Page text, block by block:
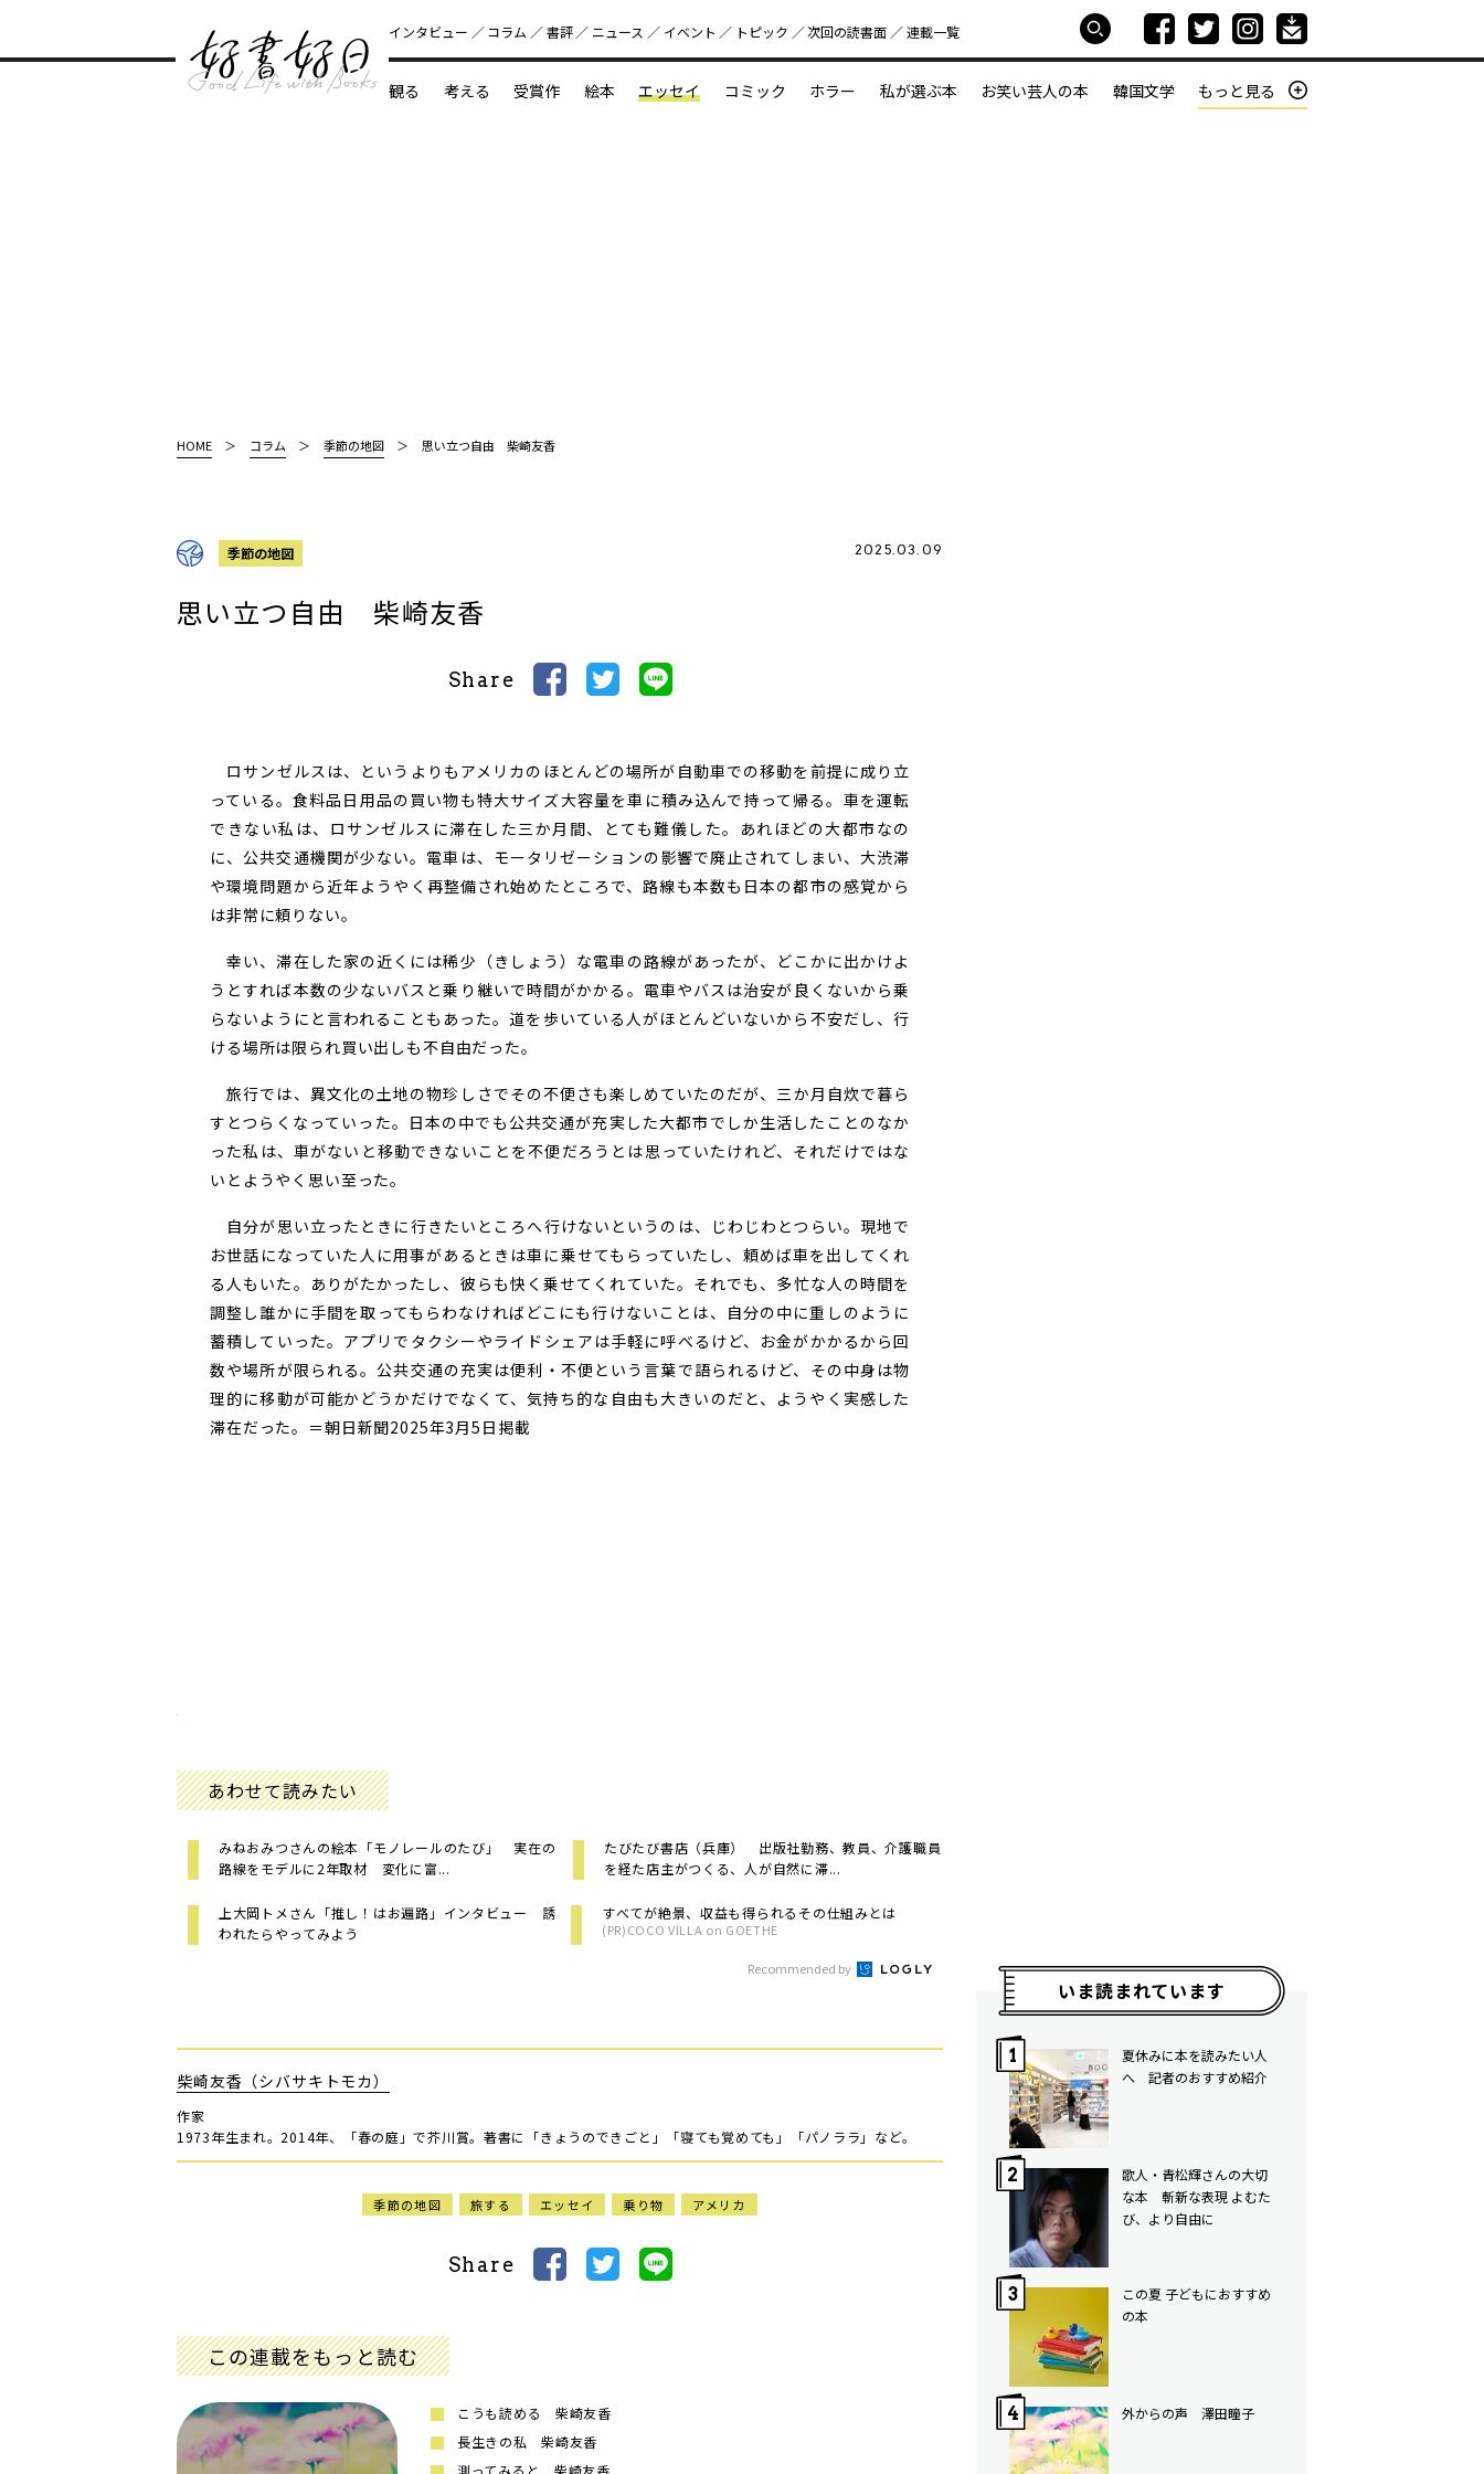
好書好日
インタビュー コラム 書評 ニュース イベント トピック 次回の読書⾯ 連載一覧
観る 考える 受賞作 絵本 エッセイ コミック ホラー 私が選ぶ本 お笑い芸人の本 韓国文学 もっと見る
HOME コラム 季節の地図 思い立つ自由 柴崎友香
季節の地図 2025.03.09
思い立つ自由 柴崎友香
Share
ロサンゼルスは、というよりもアメリカのほとんどの場所が自動車での移動を前提に成り立
っている。食料品日用品の買い物も特大サイズ大容量を車に積み込んで持って帰る。車を運転
できない私は、ロサンゼルスに滞在した三か月間、とても難儀した。あれほどの大都市なの
に、公共交通機関が少ない。電車は、モータリゼーションの影響で廃止されてしまい、大渋滞
や環境問題から近年ようやく再整備され始めたところで、路線も本数も日本の都市の感覚から
は非常に頼りない。
幸い、滞在した家の近くには稀少（きしょう）な電車の路線があったが、どこかに出かけよ
うとすれば本数の少ないバスと乗り継いで時間がかかる。電車やバスは治安が良くないから乗
らないようにと言われることもあった。道を歩いている人がほとんどいないから不安だし、行
ける場所は限られ買い出しも不自由だった。
旅行では、異文化の土地の物珍しさでその不便さも楽しめていたのだが、三か月自炊で暮ら
すとつらくなっていった。日本の中でも公共交通が充実した大都市でしか生活したことのなか
った私は、車がないと移動できないことを不便だろうとは思っていたけれど、それだけではな
いとようやく思い至った。
自分が思い立ったときに行きたいところへ行けないというのは、じわじわとつらい。現地で
お世話になっていた人に用事があるときは車に乗せてもらっていたし、頼めば車を出してくれ
る人もいた。ありがたかったし、彼らも快く乗せてくれていた。それでも、多忙な人の時間を
調整し誰かに手間を取ってもらわなければどこにも行けないことは、自分の中に重しのように
蓄積していった。アプリでタクシーやライドシェアは手軽に呼べるけど、お金がかかるから回
数や場所が限られる。公共交通の充実は便利・不便という言葉で語られるけど、その中身は物
理的に移動が可能かどうかだけでなくて、気持ち的な自由も大きいのだと、ようやく実感した
滞在だった。＝朝日新聞2025年3月5日掲載
あわせて読みたい
みねおみつさんの絵本「モノレールのたび」 実在の
路線をモデルに2年取材 変化に富...
たびたび書店（兵庫） 出版社勤務、教員、介護職員
を経た店主がつくる、人が自然に滞...
上大岡トメさん「推し！はお遍路」インタビュー 誘
われたらやってみよう
すべてが絶景、収益も得られるその仕組みとは
(PR)COCO VILLA on GOETHE
Recommended by
柴崎友香（シバサキトモカ）
作家
1973年生まれ。2014年、「春の庭」で芥川賞。著書に「きょうのできごと」「寝ても覚めても」「パノララ」など。
季節の地図 旅する エッセイ 乗り物 アメリカ
Share
この連載をもっと読む
こうも読める 柴崎友香
長生きの私 柴崎友香
測ってみると 柴崎友香
いま読まれています
夏休みに本を読みたい人
へ 記者のおすすめ紹介
歌人・青松輝さんの大切
な本 斬新な表現 よむた
び、より自由に
この夏 子どもにおすすめ
の本
外からの声 澤田瞳子